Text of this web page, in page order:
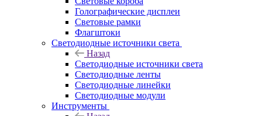
Голографические дисплеи
Световые рамки
Флагштоки
Светодиодные источники света
Назад
Светодиодные источники света
Светодиодные ленты
Светодиодные линейки
Светодиодные модули
Инструменты